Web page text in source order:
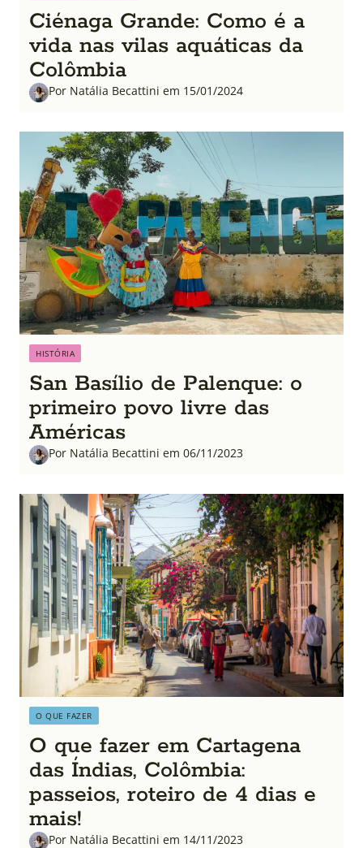
Ciénaga Grande: Como é a
vida nas vilas aquáticas da
Colômbia
Por Natália Becattini em 15/01/2024
HISTÓRIA
San Basílio de Palenque: o
primeiro povo livre das
Américas
Por Natália Becattini em 06/11/2023
O QUE FAZER
O que fazer em Cartagena
das Índias, Colômbia:
passeios, roteiro de 4 dias e
mais!
Por Natália Becattini em 14/11/2023